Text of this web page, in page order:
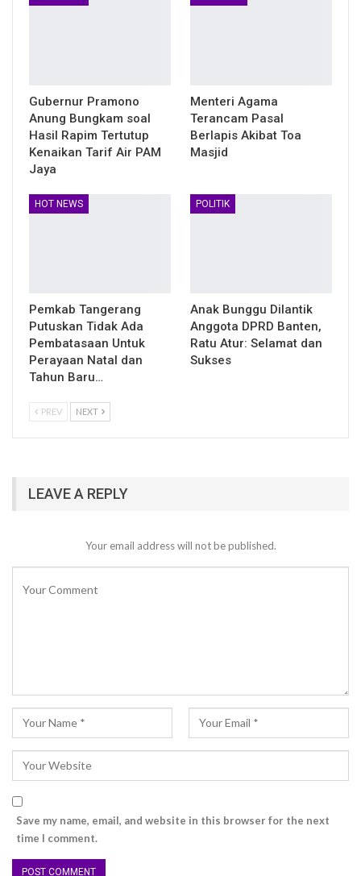
Gubernur Pramono
Anung Bungkam soal
Hasil Rapim Tertutup
Kenaikan Tarif Air PAM
Jaya
Menteri Agama
Terancam Pasal
Berlapis Akibat Toa
Masjid
HOT NEWS
Pemkab Tangerang
Putuskan Tidak Ada
Pembatasaan Untuk
Perayaan Natal dan
Tahun Baru…
POLITIK
Anak Bunggu Dilantik
Anggota DPRD Banten,
Ratu Atur: Selamat dan
Sukses
PREV NEXT
LEAVE A REPLY
Your email address will not be published.
Save my name, email, and website in this browser for the next
time I comment.